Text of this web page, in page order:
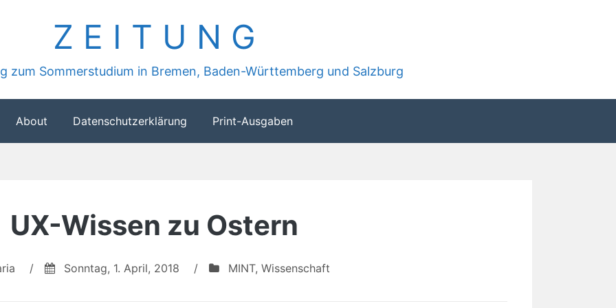
Z E I T U N G
zum Sommerstudium in Bremen, Baden-Württemberg und Salzburg
About Datenschutzerklärung Print-Ausgaben
UX-Wissen zu Ostern
/ Sonntag, 1. April, 2018 / MINT, Wissenschaft